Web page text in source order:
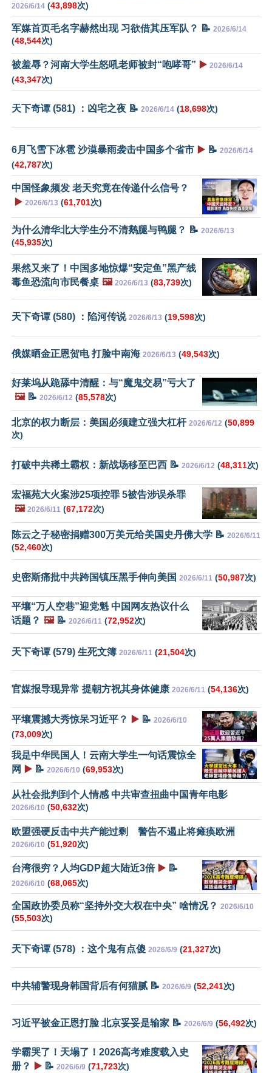
2026/6/14 (43,898次)
军媒首页毛名字赫然出现 习欲借其压军队？ 📝 2026/6/14
(48,544次)
被羞辱？河南大学生怒吼老师被封“咆哮哥” ▶️ 2026/6/14
(43,347次)
天下奇谭 (581) ：凶宅之夜 📝 2026/6/14 (18,698次)
6月飞雪下冰雹 沙漠暴雨袭击中国多个省市 ▶️ 📝 2026/6/14
(42,787次)
中国怪象频发 老天究竟在传递什么信号？
▶️ 2026/6/13 (61,701次)
为什么清华北大学生分不清鹅腿与鸭腿？ 📝 2026/6/13
(45,935次)
果然又来了！中国多地惊爆“安定鱼”黑产线
毒鱼恐流向市民餐桌 🖼️ 2026/6/13 (83,739次)
天下奇谭 (580) ：陷河传说 2026/6/13 (19,598次)
俄媒晒金正恩贺电 打脸中南海 2026/6/13 (49,543次)
好莱坞从跪舔中清醒：与“魔鬼交易”亏大了
🖼️📝 2026/6/12 (85,578次)
北京的权力断层：美国必须建立强大杠杆 2026/6/12 (50,899
次)
打破中共稀土霸权：新战场移至巴西 📝 2026/6/12 (48,311次)
宏福苑大火案涉25项控罪 5被告涉误杀罪
🖼️ 2026/6/11 (67,172次)
陈云之子秘密捐赠300万美元给美国史丹佛大学 📝 2026/6/11
(52,460次)
史密斯痛批中共跨国镇压黑手伸向美国 2026/6/11 (50,987次)
平壤“万人空巷”迎党魁 中国网友热议什么
话题？ 🖼️📝 2026/6/11 (72,952次)
天下奇谭 (579) 生死文簿 2026/6/11 (21,504次)
官媒报导现异常 提朝方祝其身体健康 2026/6/11 (54,136次)
平壤震撼大秀惊呆习近平？ ▶️ 📝 2026/6/10
(73,009次)
我是中华民国人！云南大学生一句话震惊全
网
▶️ 📝 2026/6/10 (69,953次)
从社会批判到个人情感 中共审查扭曲中国青年电影
2026/6/10 (50,632次)
欧盟强硬反击中共产能过剩 警告不遏止将瘫痪欧洲
2026/6/10 (51,920次)
台湾很穷？人均GDP超大陆近3倍 ▶️ 📝
2026/6/10 (68,065次)
全国政协委员称“坚持外交大权在中央” 啥情况？ 2026/6/10
(55,503次)
天下奇谭 (578) ：这个鬼有点傻 2026/6/9 (21,327次)
中共辅警现身韩国背后有何猫腻 📝 2026/6/9 (52,241次)
习近平被金正恩打脸 北京妥妥是输家 📝 2026/6/9 (56,492次)
学霸哭了！天塌了！2026高考难度载入史
册？
▶️ 📝 2026/6/9 (71,723次)